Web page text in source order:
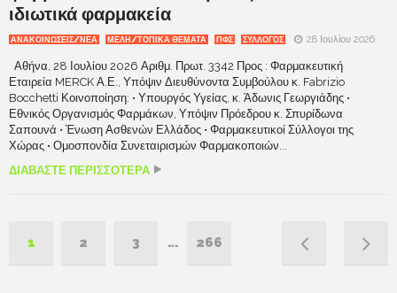
ιδιωτικά φαρμακεία
ΑΝΑΚΟΙΝΩΣΕΙΣ/ΝΕΑ ΜΕΛΗ/ΤΟΠΙΚΑ ΘΕΜΑΤΑ ΠΦΣ ΣΥΛΛΟΓΟΣ 28 Ιουλίου 2026
Αθήνα, 28 Ιουλίου 2026 Αριθμ. Πρωτ. 3342 Προς : Φαρμακευτική
Εταιρεία MERCK Α.Ε., Υπόψιν Διευθύνοντα Συμβούλου κ. Fabrizio
Bocchetti Κοινοποίηση: • Υπουργός Υγείας, κ. Άδωνις Γεωργιάδης •
Εθνικός Οργανισμός Φαρμάκων, Υπόψιν Πρόεδρου κ. Σπυρίδωνα
Σαπουνά • Ένωση Ασθενών Ελλάδος • Φαρμακευτικοί Σύλλογοι της
Χώρας • Ομοσπονδία Συνεταιρισμών Φαρμακοποιών...
ΔΙΑΒΑΣΤΕ ΠΕΡΙΣΣΟΤΕΡΑ
1 2 3 … 266